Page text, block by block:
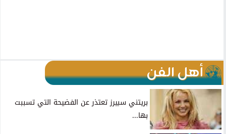
أهل الفن
بريتني سبيرز تعتذر عن الفضيحة التي تسببت
بها...